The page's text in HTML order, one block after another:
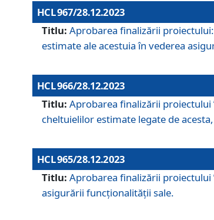
HCL 967/28.12.2023
Titlu: Aprobarea finalizării
estimate ale acestuia în vederea
HCL 966/28.12.2023
Titlu: Aprobarea finalizării proiectului
cheltuielilor estimate legate de
HCL 965/28.12.2023
Titlu: Aprobarea finalizării proiectului
asigurării funcționalității sale.